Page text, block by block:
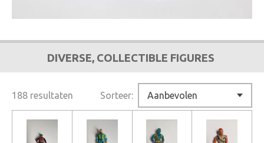
DIVERSE, COLLECTIBLE FIGURES
188 resultaten Sorteer: